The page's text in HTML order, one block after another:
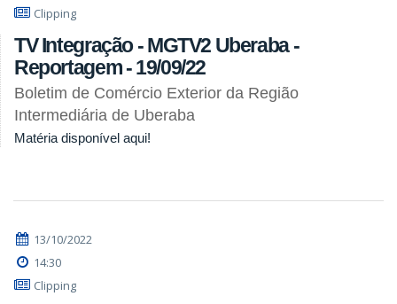
Clipping
TV Integração - MGTV2 Uberaba -
Reportagem - 19/09/22
Boletim de Comércio Exterior da Região
Intermediária de Uberaba
Matéria disponível aqui!
13/10/2022
14:30
Clipping